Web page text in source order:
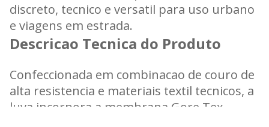
discreto, tecnico e versatil para uso urbano
e viagens em estrada.
Descricao Tecnica do Produto
Confeccionada em combinacao de couro de
alta resistencia e materiais textil tecnicos, a
luva incorpora a membrana Gore Tex